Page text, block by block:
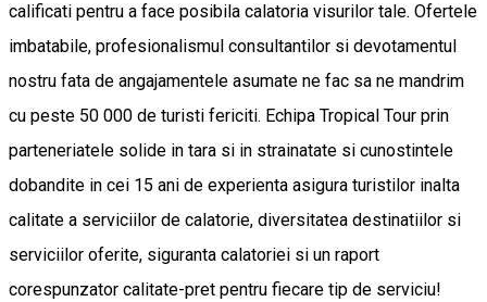
calificati pentru a face posibila calatoria visurilor tale. Ofertele
imbatabile, profesionalismul consultantilor si devotamentul
nostru fata de angajamentele asumate ne fac sa ne mandrim
cu peste 50 000 de turisti fericiti. Echipa Tropical Tour prin
parteneriatele solide in tara si in strainatate si cunostintele
dobandite in cei 15 ani de experienta asigura turistilor inalta
calitate a serviciilor de calatorie, diversitatea destinatiilor si
serviciilor oferite, siguranta calatoriei si un raport
corespunzator calitate-pret pentru fiecare tip de serviciu!